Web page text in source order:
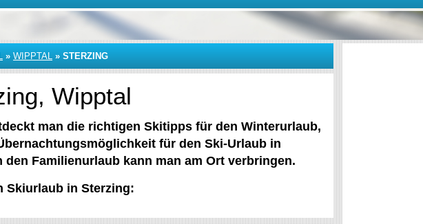
» WIPPTAL » STERZING
Wipptal
man die richtigen Skitipps für den Winterurlaub,
für den Ski-Urlaub in
Familienurlaub kann man am Ort verbringen.
Skiurlaub in Sterzing: